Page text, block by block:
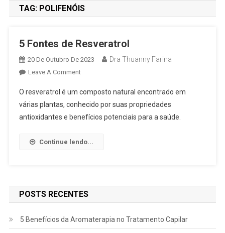
TAG: POLIFENÓIS
5 Fontes de Resveratrol
20 De Outubro De 2023 Dra Thuanny Farina
Leave A Comment
O resveratrol é um composto natural encontrado em
várias plantas, conhecido por suas propriedades
antioxidantes e benefícios potenciais para a saúde.
Continue lendo...
POSTS RECENTES
5 Benefícios da Aromaterapia no Tratamento Capilar